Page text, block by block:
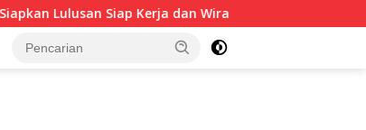
Siap Kerja dan Wirausaha